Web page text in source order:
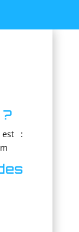
?
est :